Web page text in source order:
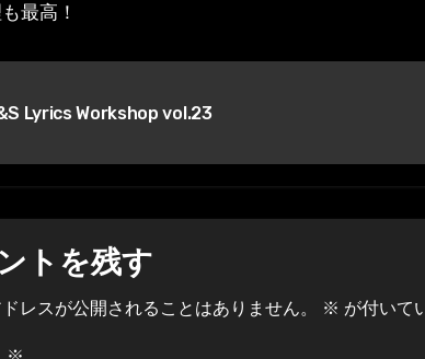
最高！
Lyrics Workshop vol.23
トを残す
レスが公開されることはありません。 ※ が付いて